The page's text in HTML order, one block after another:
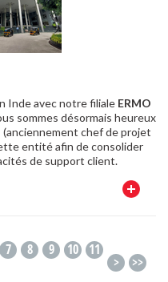
Inde avec notre filiale ERMO
sommes désormais heureux
(anciennement chef de projet
entité afin de consolider
de support client.
7 8 9 10 11
> >>